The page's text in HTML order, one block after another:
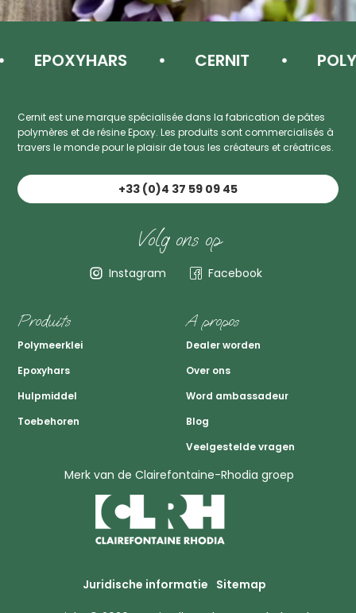
EPOXYHARS CERNIT
Cernit est une marque spécialisée dans la fabrication de pâtes
polymères et de résine Epoxy. Les produits sont commercialisés à
travers le monde pour le plaisir de tous les créateurs et créatrices.
+33 (0)4 37 59 09 45
Volg ons op
Instagram Facebook
Produits
Polymeerklei
Epoxyhars
Hulpmiddel
Toebehoren
A propos
Dealer worden
Over ons
Word ambassadeur
Blog
Veelgestelde vragen
Merk van de Clairefontaine-Rhodia groep
Juridische informatie Sitemap